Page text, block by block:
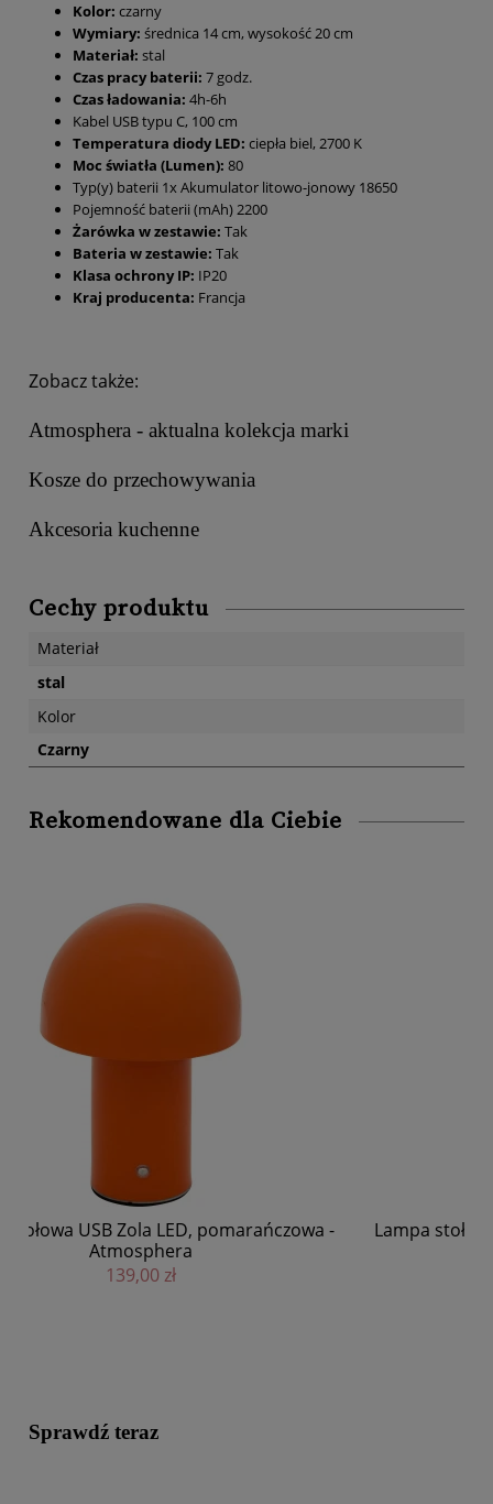
Kolor: czarny
Wymiary: średnica 14 cm, wysokość 20 cm
Materiał: stal
Czas pracy baterii: 7 godz.
Czas ładowania: 4h-6h
Kabel USB typu C, 100 cm
Temperatura diody LED: ciepła biel, 2700 K
Moc światła (Lumen): 80
Typ(y) baterii 1x Akumulator litowo-jonowy 18650
Pojemność baterii (mAh) 2200
Żarówka w zestawie: Tak
Bateria w zestawie: Tak
Klasa ochrony IP: IP20
Kraj producenta: Francja
Zobacz także:
Atmosphera - aktualna kolekcja marki
Kosze do przechowywania
Akcesoria kuchenne
Cechy produktu
Materiał
stal
Kolor
Czarny
Rekomendowane dla Ciebie
Lampa stołowa USB Zola LED, biała - Atmosphera
Sprawdź teraz